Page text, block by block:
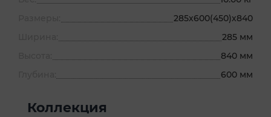
285х600(450)х840
285 мм
840 мм
600 мм
Коллекция